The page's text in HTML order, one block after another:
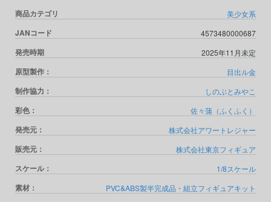
商品カテゴリ 美少女系
JANコード 4573480000687
発売時期 2025年11月未定
原型製作： 目出ル金
制作協力： しのぶとみやこ
彩色： 佐々蒲（ふくふく）
発売元： 株式会社アワートレジャー
販売元： 株式会社東京フィギュア
スケール： 1/8スケール
素材： PVC&ABS製半完成品・組立フィギュアキット